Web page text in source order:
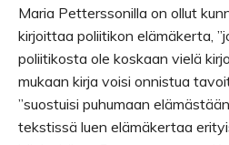
Maria Petterssonilla on ollut
kirjoittaa poliitikon elämäkerta,
poliitikosta ole koskaan vielä
mukaan kirja voisi onnistua
”suostuisi puhumaan
tekstissä luen elämäkertaa